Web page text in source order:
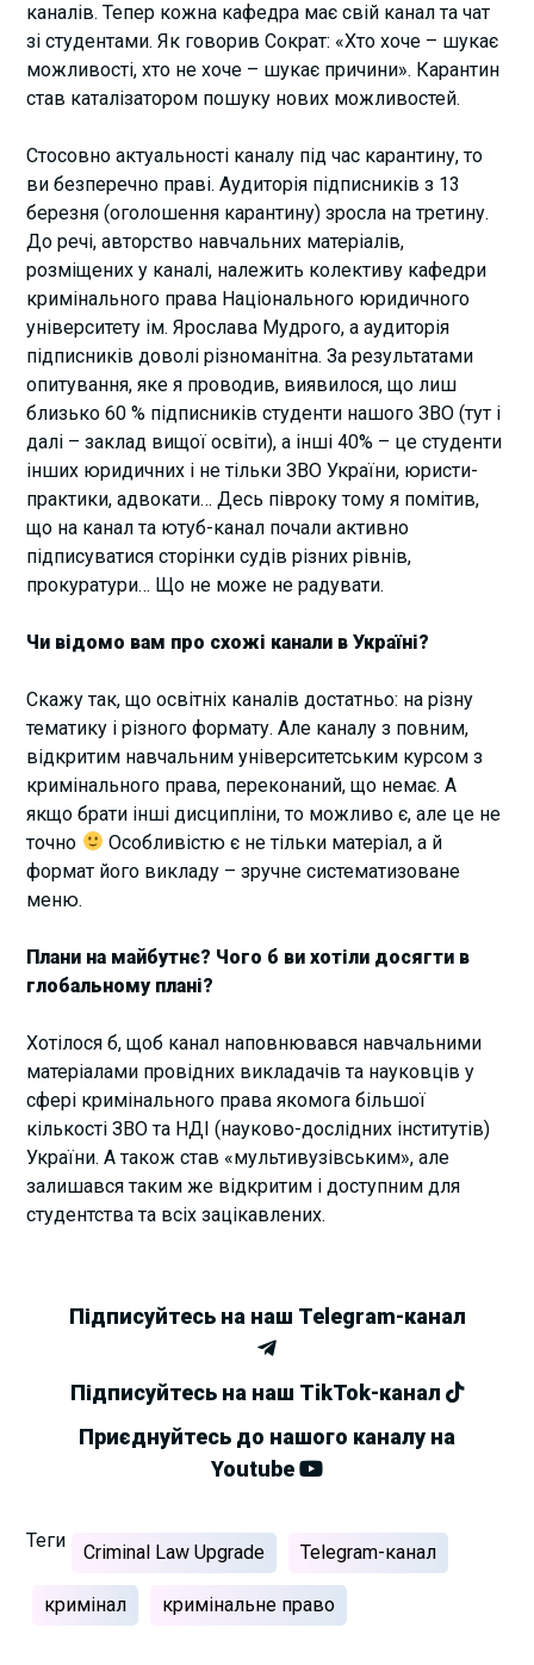
каналів. Тепер кожна кафедра має свій канал та чат
зі студентами. Як говорив Сократ: «Хто хоче – шукає
можливості, хто не хоче – шукає причини». Карантин
став каталізатором пошуку нових можливостей.
Стосовно актуальності каналу під час карантину, то
ви безперечно праві. Аудиторія підписників з 13
березня (оголошення карантину) зросла на третину.
До речі, авторство навчальних матеріалів,
розміщених у каналі, належить колективу кафедри
кримінального права Національного юридичного
університету ім. Ярослава Мудрого, а аудиторія
підписників доволі різноманітна. За результатами
опитування, яке я проводив, виявилося, що лиш
близько 60 % підписників студенти нашого ЗВО (тут і
далі – заклад вищої освіти), а інші 40% – це студенти
інших юридичних і не тільки ЗВО України, юристи-
практики, адвокати… Десь півроку тому я помітив,
що на канал та ютуб-канал почали активно
підписуватися сторінки судів різних рівнів,
прокуратури… Що не може не радувати.
Чи відомо вам про схожі канали в Україні?
Скажу так, що освітніх каналів достатньо: на різну
тематику і різного формату. Але каналу з повним,
відкритим навчальним університетським курсом з
кримінального права, переконаний, що немає. А
якщо брати інші дисципліни, то можливо є, але це не
точно
Особливістю є не тільки матеріал, а й
формат його викладу – зручне систематизоване
меню.
Плани на майбутнє? Чого б ви хотіли досягти в
глобальному плані?
Хотілося б, щоб канал наповнювався навчальними
матеріалами провідних викладачів та науковців у
сфері кримінального права якомога більшої
кількості ЗВО та НДІ (науково-дослідних інститутів)
України. А також став «мультивузівським», але
залишався таким же відкритим і доступним для
студентства та всіх зацікавлених.
Підписуйтесь на наш Telegram-канал
Підписуйтесь на наш TikTok-канал
Приєднуйтесь до нашого каналу на
Youtube
Теги
Criminal Law Upgrade Telegram-канал
кримінал кримінальне право